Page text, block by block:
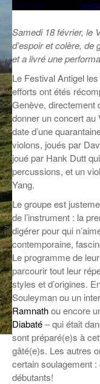
IL ÉTAIT UNE FOIS
L’ASTUCE DE LA
LA FABRIK POÉTIK
LA SOUTERRAINE
MUSIQUE DES
SONORIK
THEME FORCE
ZIRCONIUM
ANCIENNES
Samedi 18 février, le
d’espoir et colère, de
et a livré une
Le Festival Antigel
efforts ont étés
Genève, directement
donner un concert au
date d’une
violons, joués par
joué par Hank Dutt
percussions, et un
Yang.
Le groupe est
de l’instrument : la
digérer pour qui
contemporaine,
Le programme de
parcourir tout leur
styles et d’origines.
Souleyman ou un
Ramnathou encore
Diabaté– qui était
sont préparé(e)s à
gâté(e)s. Les autres
certain soulagement :
débutants!